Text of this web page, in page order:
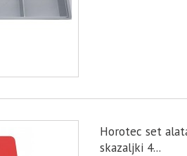
Horotec set
skazaljki 4...